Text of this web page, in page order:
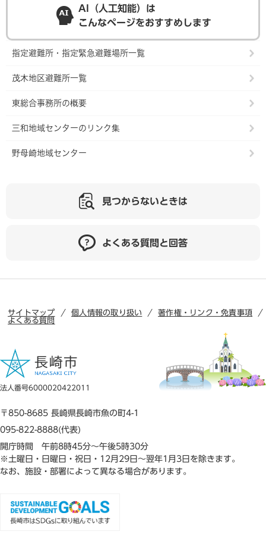
AI（人工知能）は
こんなページをおすすめします
指定避難所・指定緊急避難場所一覧
茂木地区避難所一覧
東総合事務所の概要
三和地域センターのリンク集
野母崎地域センター
見つからないときは
よくある質問と回答
サイトマップ 個人情報の取り扱い
著作権・リンク・免責事項
よくある質問
法人番号6000020422011
〒850-8685 長崎県長崎市魚の町4-1
095-822-8888(代表)
開庁時間 午前8時45分～午後5時30分
※土曜日・日曜日・祝日・12月29日～翌年1月3日を除きます。
なお、施設・部署によって異なる場合があります。